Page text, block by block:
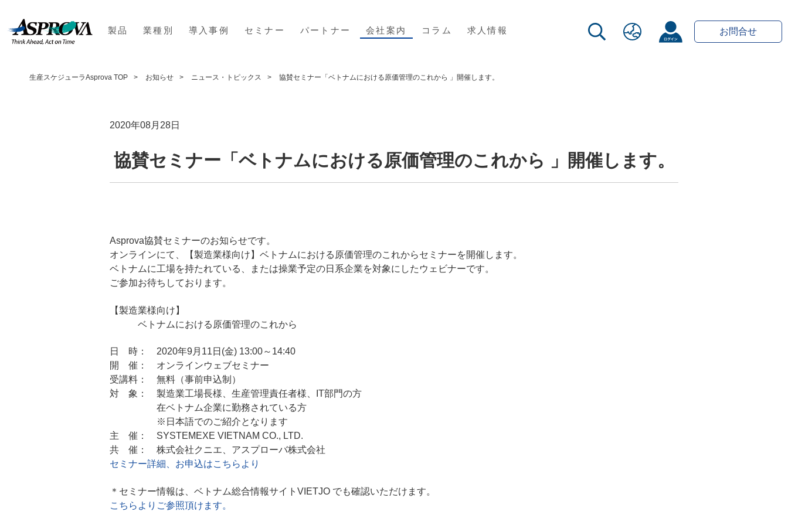
製品 業種別 導入事例 セミナー パートナー 会社案内 コラム 求人情報 お問合せ
生産スケジューラAsprova TOP お知らせ ニュース・トピックス 協賛セミナー「ベトナムにおける原価管理のこれから 」開催します。
2020年08月28日
協賛セミナー「ベトナムにおける原価管理のこれから 」開催します。
Asprova協賛セミナーのお知らせです。
オンラインにて、【製造業様向け】ベトナムにおける原価管理のこれからセミナーを開催します。
ベトナムに工場を持たれている、または操業予定の日系企業を対象にしたウェビナーです。
ご参加お待ちしております。
【製造業様向け】
ベトナムにおける原価管理のこれから
日 時： 2020年9月11日(金) 13:00～14:40
開 催： オンラインウェブセミナー
受講料： 無料（事前申込制）
対 象： 製造業工場長様、生産管理責任者様、IT部門の方
在ベトナム企業に勤務されている方
※日本語でのご紹介となります
主 催： SYSTEMEXE VIETNAM CO., LTD.
共 催： 株式会社クニエ、アスプローバ株式会社
セミナー詳細、お申込はこちらより
＊セミナー情報は、ベトナム総合情報サイトVIETJO でも確認いただけます。
こちらよりご参照頂けます。